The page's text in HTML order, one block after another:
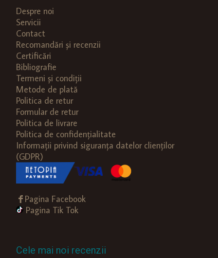
Despre noi
Servicii
Contact
Recomandări și recenzii
Certificări
Bibliografie
Termeni și condiții
Metode de plată
Politica de retur
Formular de retur
Politica de livrare
Politica de confidențialitate
Informații privind siguranța datelor clienților
(GDPR)
Pagina Facebook
Pagina Tik Tok
Cele mai noi recenzii